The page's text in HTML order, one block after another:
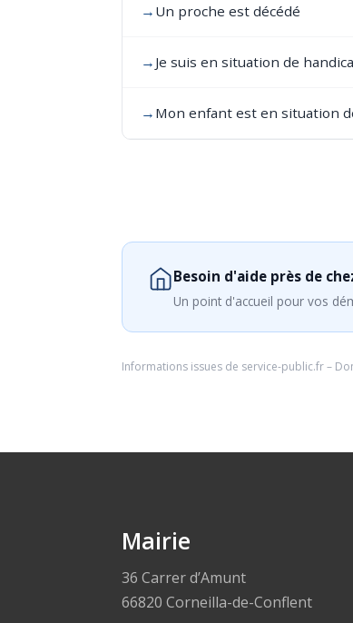
→ Un proche est décédé
→ Je suis en situation de
→ Mon enfant est en situation
Besoin d'aide près de
Un point d'accueil pour vos
Informations issues de service-public.fr–
Mairie
36 Carrer d’Amunt
66820 Corneilla-de-Conflent